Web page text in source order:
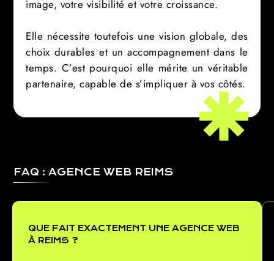
image, votre visibilité et votre croissance.
Elle nécessite toutefois une vision globale, des
choix durables et un accompagnement dans le
temps. C’est pourquoi elle mérite un véritable
partenaire, capable de s’impliquer à vos côtés.
FAQ : AGENCE WEB REIMS
QUE FAIT EXACTEMENT UNE AGENCE WEB
À REIMS ?